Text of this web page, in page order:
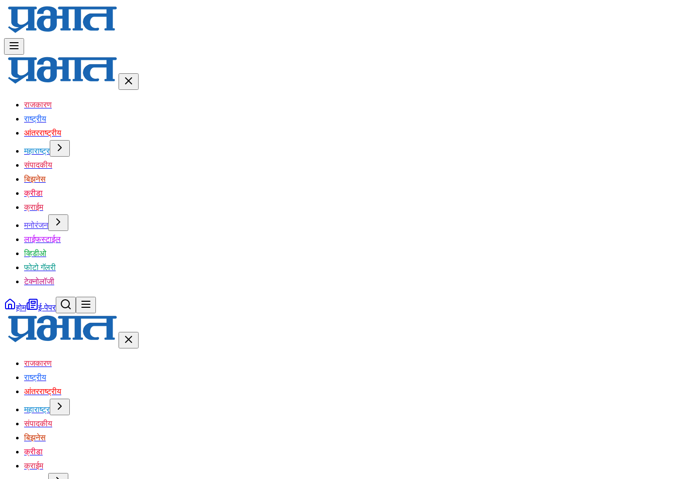
राजकारण
राष्ट्रीय
आंतरराष्ट्रीय
महाराष्ट्र
संपादकीय
बिझनेस
क्रीडा
क्राईम
मनोरंजन
लाईफस्टाईल
व्हिडीओ
फोटो गॅलरी
टेक्नोलॉजी
होम ई-पेपर
राजकारण
राष्ट्रीय
आंतरराष्ट्रीय
महाराष्ट्र
संपादकीय
बिझनेस
क्रीडा
क्राईम